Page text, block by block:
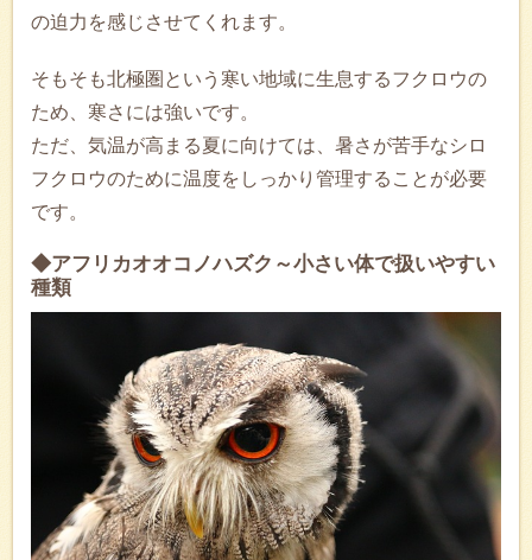
の迫力を感じさせてくれます。
そもそも北極圏という寒い地域に生息するフクロウの
ため、寒さには強いです。
ただ、気温が高まる夏に向けては、暑さが苦手なシロ
フクロウのために温度をしっかり管理することが必要
です。
◆アフリカオオコノハズク～小さい体で扱いやすい
種類